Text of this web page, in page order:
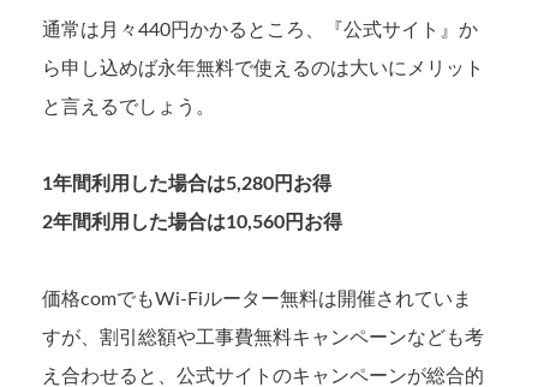
通常は月々440円かかるところ、『公式サイト』か
ら申し込めば永年無料で使えるのは大いにメリット
と言えるでしょう。
1年間利用した場合は5,280円お得
2年間利用した場合は10,560円お得
価格comでもWi-Fiルーター無料は開催されていま
すが、割引総額や工事費無料キャンペーンなども考
え合わせると、公式サイトのキャンペーンが総合的